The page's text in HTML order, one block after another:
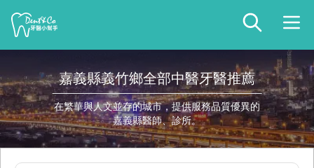
嘉義縣義竹鄉全部中醫牙醫推薦
在繁華與人文並存的城市，提供服務品質優異的
嘉義縣醫師、診所。